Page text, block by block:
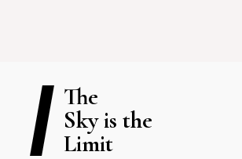
The
Sky is the
Limit